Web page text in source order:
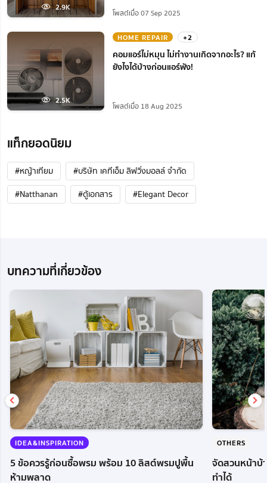
2.9K
โพสต์เมื่อ 07 Sep 2025
2.5K
HOME REPAIR +2
คอมแอร์ไม่หมุน ไม่ทํางานเกิดจากอะไร? แก้
ยังไงได้บ้างก่อนแอร์พัง!
โพสต์เมื่อ 18 Aug 2025
แท็กยอดนิยม
#หญ้าเทียม
#บริษัท เคทีเอ็ม ลิฟวิ่งมอลล์ จำกัด
#Natthanan
#ตู้เอกสาร #Elegant Decor
บทความที่เกี่ยวข้อง
IDEA&INSPIRATION
5 ข้อควรรู้ก่อนซื้อพรม พร้อม 10 ลิสต์พรมปูพื้น
ห้ามพลาด
OTHERS
จัดสวนหน้าบ้
ทำได้